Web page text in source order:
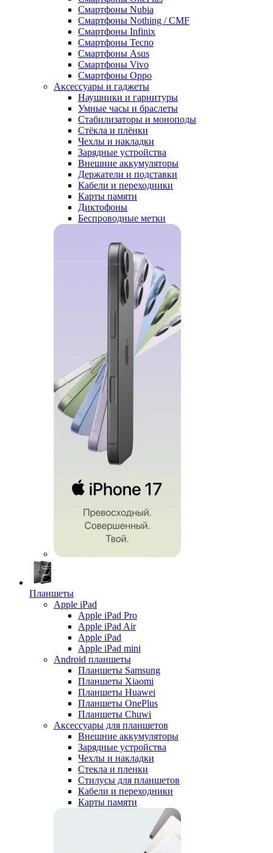
Смартфоны Nubia
Смартфоны Nothing / CMF
Смартфоны Infinix
Смартфоны Tecno
Смартфоны Asus
Смартфоны Vivo
Смартфоны Oppo
Аксессуары и гаджеты
Наушники и гарнитуры
Умные часы и браслеты
Стабилизаторы и моноподы
Стёкла и плёнки
Чехлы и накладки
Зарядные устройства
Внешние аккумуляторы
Держатели и подставки
Кабели и переходники
Карты памяти
Диктофоны
Беспроводные метки
Планшеты
Apple iPad
Apple iPad Pro
Apple iPad Air
Apple iPad
Apple iPad mini
Android планшеты
Планшеты Samsung
Планшеты Xiaomi
Планшеты Huawei
Планшеты OnePlus
Планшеты Chuwi
Аксессуары для планшетов
Внешние аккумуляторы
Зарядные устройства
Чехлы и накладки
Стекла и пленки
Стилусы для планшетов
Кабели и переходники
Карты памяти